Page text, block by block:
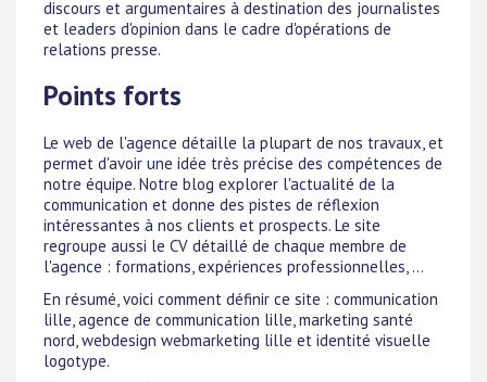
discours et argumentaires à destination des journalistes
et leaders d'opinion dans le cadre d'opérations de
relations presse.
Points forts
Le web de l'agence détaille la plupart de nos travaux, et
permet d'avoir une idée très précise des compétences de
notre équipe. Notre blog explorer l'actualité de la
communication et donne des pistes de réflexion
intéressantes à nos clients et prospects. Le site
regroupe aussi le CV détaillé de chaque membre de
l'agence : formations, expériences professionnelles, ...
En résumé, voici comment définir ce site : communication
lille, agence de communication lille, marketing santé
nord, webdesign webmarketing lille et identité visuelle
logotype.